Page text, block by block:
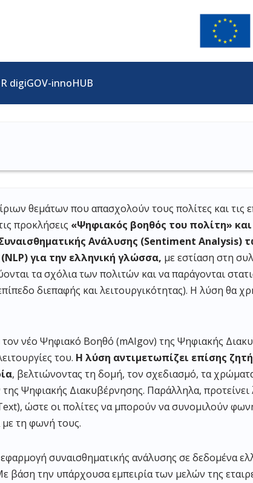
digiGOV-innoHUB
θεμάτων που απασχολούν τους πολίτες και τις
προκλήσεις «Ψηφιακός βοηθός του πολίτη»
Ανάλυσης (Sentiment
για την ελληνική γλώσσα, με εστίαση στη
τα σχόλια των πολιτών και να παράγονται
διεπαφής και λειτουργικότητας). Η λύση θα
τον νέο Ψηφιακό Βοηθό (mAIgov) της Ψηφιακής
του. Η λύση αντιμετωπίζει επίσης
, βελτιώνοντας τη δομή, τον σχεδιασμό, τα
Ψηφιακής Διακυβέρνησης. Παράλληλα, προτείνει
ώστε οι πολίτες να μπορούν να συνομιλούν
με τη φωνή τους.
συναισθηματικής ανάλυσης σε δεδομένα
την υπάρχουσα εμπειρία των μελών της